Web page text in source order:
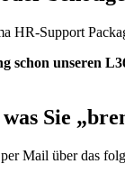
HR-Support
schon unseren
Sie
Mail über das